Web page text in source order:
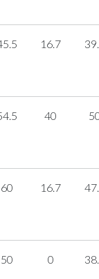
16.7
40
60 16.7
50 0